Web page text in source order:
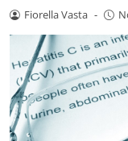
Fiorella Vasta -